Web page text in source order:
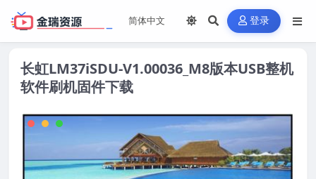
登录
长虹LM37iSDU-V1.00036_M8版本USB整机
软件刷机固件下载